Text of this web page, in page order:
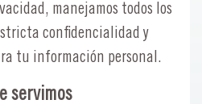
manejamos todos los
confidencialidad y
tu información personal.
servimos